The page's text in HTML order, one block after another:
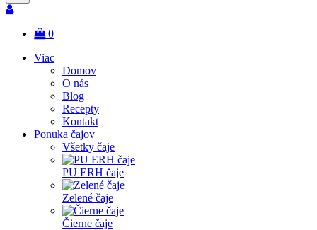
0
Viac
Domov
O nás
Blog
Recepty
Kontakt
Ponuka čajov
Všetky čaje
PU ERH čaje
Zelené čaje
Čierne čaje